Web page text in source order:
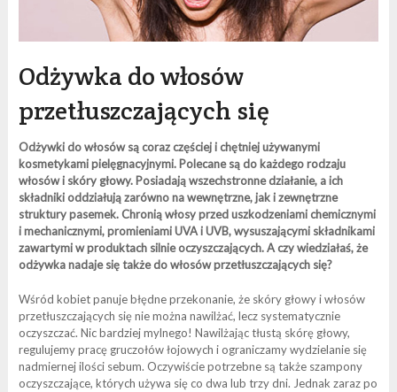
Odżywka do włosów
przetłuszczających się
Odżywki do włosów są coraz częściej i chętniej używanymi
kosmetykami pielęgnacyjnymi. Polecane są do każdego rodzaju
włosów i skóry głowy. Posiadają wszechstronne działanie, a ich
składniki oddziałują zarówno na wewnętrzne, jak i zewnętrzne
struktury pasemek. Chronią włosy przed uszkodzeniami chemicznymi
i mechanicznymi, promieniami UVA i UVB, wysuszającymi składnikami
zawartymi w produktach silnie oczyszczających. A czy wiedziałaś, że
odżywka nadaje się także do włosów przetłuszczających się?
Wśród kobiet panuje błędne przekonanie, że skóry głowy i włosów
przetłuszczających się nie można nawilżać, lecz systematycznie
oczyszczać. Nic bardziej mylnego! Nawilżając tłustą skórę głowy,
regulujemy pracę gruczołów łojowych i ograniczamy wydzielanie się
nadmiernej ilości sebum. Oczywiście potrzebne są także szampony
oczyszczające, których używa się co dwa lub trzy dni. Jednak zaraz po